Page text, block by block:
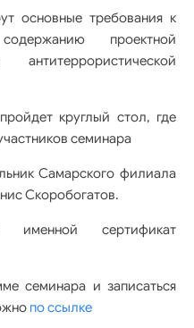
основные требования к
проектной
круглый стол, где
семинара
Самарского филиала
Скоробогатов.
именной сертификат
семинара и записаться
по ссылке